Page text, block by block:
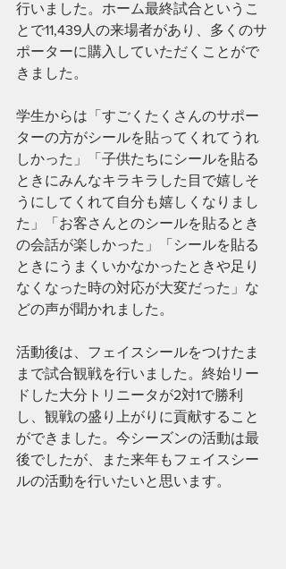
行いました。ホーム最終試合というこ
とで11,439人の来場者があり、多くのサ
ポーターに購入していただくことがで
きました。
学生からは「すごくたくさんのサポー
ターの方がシールを貼ってくれてうれ
しかった」「子供たちにシールを貼る
ときにみんなキラキラした目で嬉しそ
うにしてくれて自分も嬉しくなりまし
た」「お客さんとのシールを貼るとき
の会話が楽しかった」「シールを貼る
ときにうまくいかなかったときや足り
なくなった時の対応が大変だった」な
どの声が聞かれました。
活動後は、フェイスシールをつけたま
まで試合観戦を行いました。終始リー
ドした大分トリニータが2対1で勝利
し、観戦の盛り上がりに貢献すること
ができました。今シーズンの活動は最
後でしたが、また来年もフェイスシー
ルの活動を行いたいと思います。